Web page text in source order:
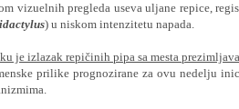
vizuelnih pregleda useva uljane repice,
) u niskom intenzitetu napada.
je izlazak repičinih pipa sa mesta
prilike prognozirane za ovu nedelju